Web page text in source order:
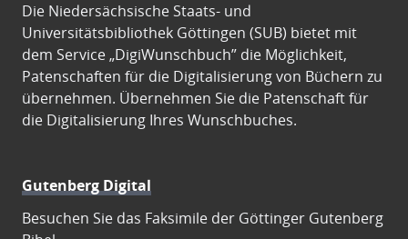
Die Niedersächsische Staats- und
Universitätsbibliothek Göttingen (SUB) bietet mit
dem Service „DigiWunschbuch” die Möglichkeit,
Patenschaften für die Digitalisierung von Büchern zu
übernehmen. Übernehmen Sie die Patenschaft für
die Digitalisierung Ihres Wunschbuches.
Gutenberg Digital
Besuchen Sie das Faksimile der Göttinger Gutenberg